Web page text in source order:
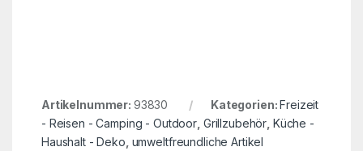
Artikelnummer: 93830 Kategorien:Freizeit
- Reisen - Camping - Outdoor Grillzubehör Küche -
Haushalt - Deko umweltfreundliche Artikel